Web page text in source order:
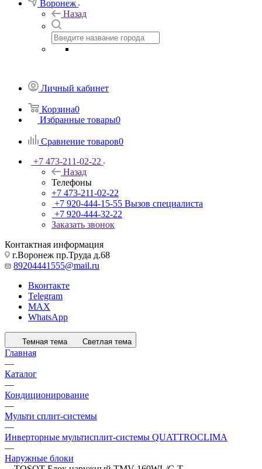
Воронеж
Назад
Личный кабинет
Корзина0
Избранные товары0
Сравнение товаров0
+7 473-211-02-22
Назад
Телефоны
+7 473-211-02-22
+7 920-444-15-55 Вызов специалиста
+7 920-444-32-22
Заказать звонок
Контактная информация
г.Воронеж пр.Труда д.68
89204441555@mail.ru
Вконтакте
Telegram
MAX
WhatsApp
Темная тема Светлая тема
Главная
—
Каталог
—
Кондиционирование
—
Мульти сплит-системы
—
Инверторные мультисплит-системы QUATTROCLIMA
—
Наружные блоки